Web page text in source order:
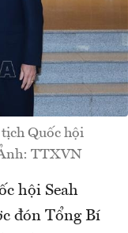
Quốc hội
TTXVN
hội Seah
đón Tổng Bí